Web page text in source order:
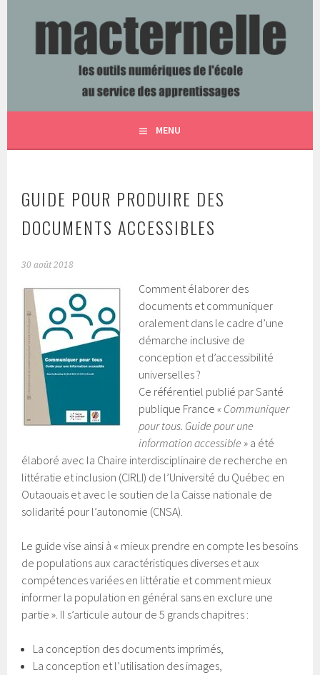
MACTERNELLE
LES OUTILS NUMÉRIQUES DE L'ÉCOLE AU SERVICE DES
MENU
GUIDE POUR PRODUIRE DES
DOCUMENTS ACCESSIBLES
30 août 2018
Comment élaborer des
documents et communiquer
oralement dans le cadre d’une
démarche inclusive de
conception et d’accessibilité
universelles ?
Ce référentiel publié par Santé
publique France« Communiquer
pour tous. Guide pour une
information accessible » a été
élaboré avec la Chaire interdisciplinaire de recherche en
littératie et inclusion (CIRLI) de l’Université du Québec en
Outaouais et avec le soutien de la Caisse nationale de
solidarité pour l’autonomie (CNSA).
Le guide vise ainsi à « mieux prendre en compte les besoins
de populations aux caractéristiques diverses et aux
compétences variées en littératie et comment mieux
informer la population en général sans en exclure une
partie ». Il s’articule autour de 5 grands chapitres :
La conception des documents imprimés,
La conception et l’utilisation des images,